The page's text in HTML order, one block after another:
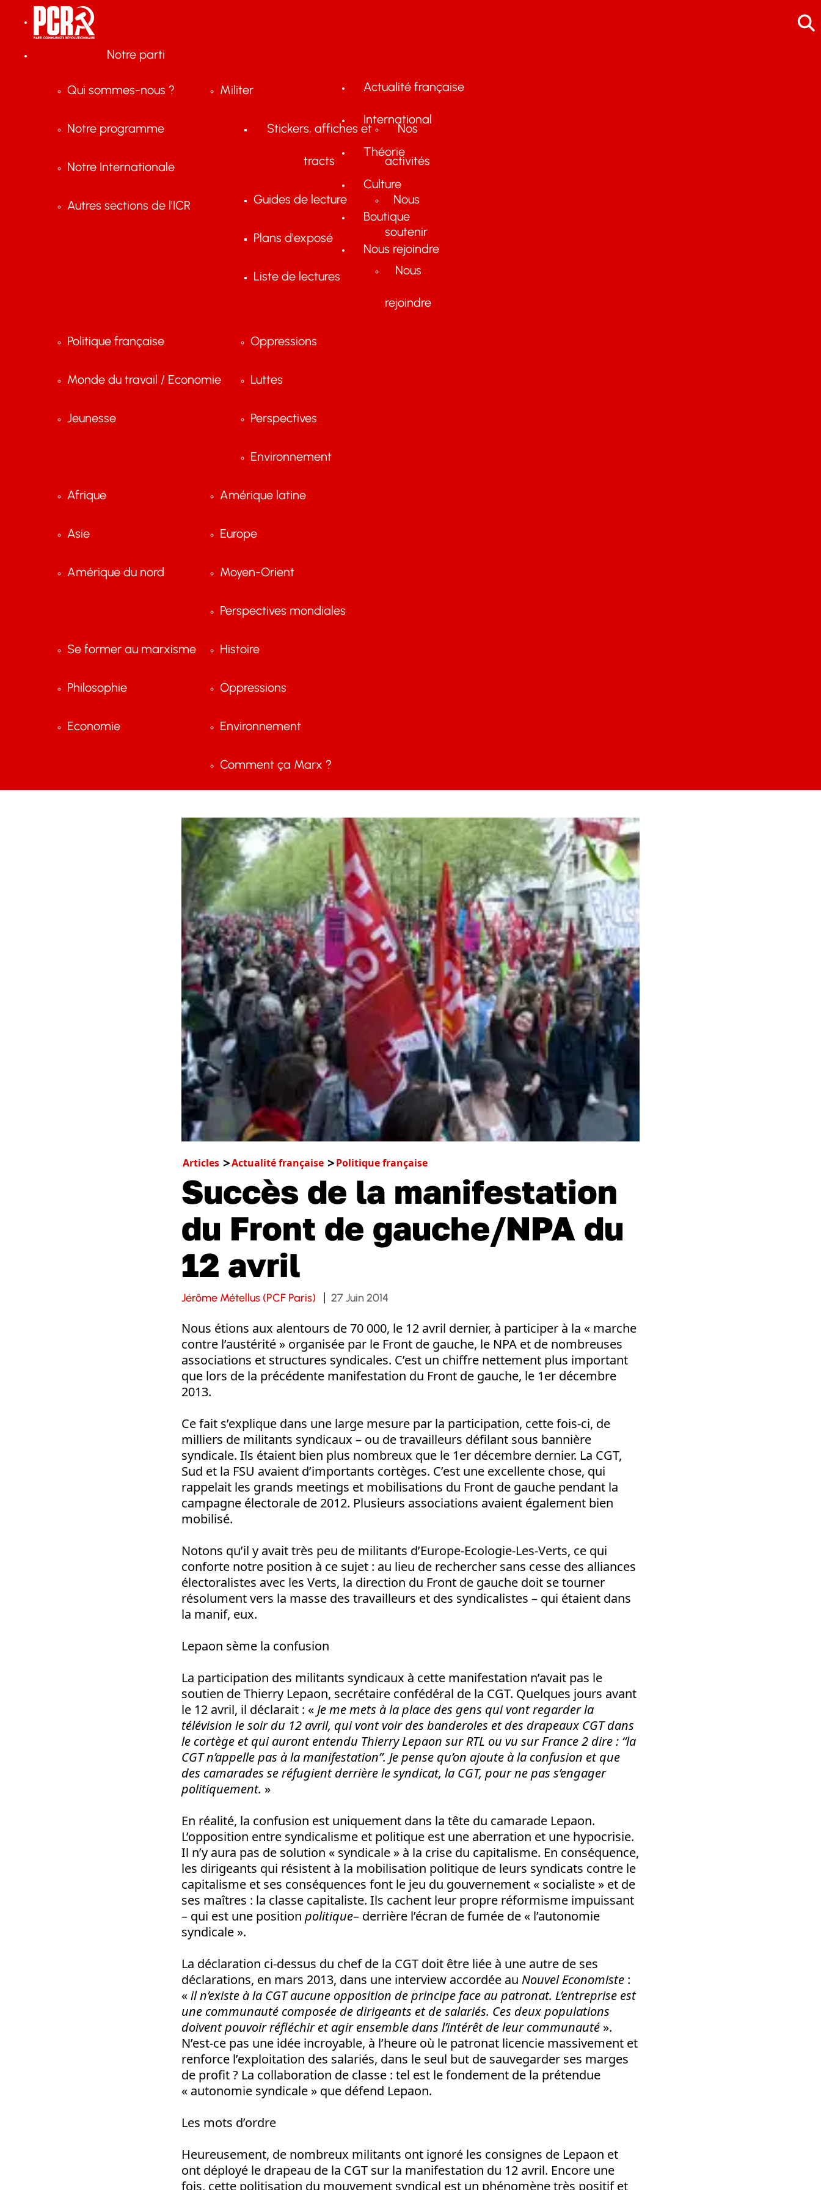
Notre parti
Qui sommes-nous ?
Notre programme
Notre Internationale
Autres sections de l'ICR
Militer
Stickers, affiches et
tracts
Guides de lecture
Plans d'exposé
Liste de lectures
Nos
activités
Nous
soutenir
Nous
rejoindre
Actualité française
Politique française
Monde du travail / Economie
Jeunesse
Oppressions
Luttes
Perspectives
Environnement
International
Afrique
Asie
Amérique du nord
Amérique latine
Europe
Moyen-Orient
Perspectives mondiales
Théorie
Se former au marxisme
Philosophie
Economie
Histoire
Oppressions
Environnement
Comment ça Marx ?
Culture
Boutique
Nous rejoindre
Articles Actualité française Politique française
Succès de la manifestation
du Front de gauche/NPA du
12 avril
Jérôme Métellus (PCF Paris) 27 Juin 2014
Nous étions aux alentours de 70 000, le 12 avril dernier, à participer à la « marche
contre l’austérité » organisée par le Front de gauche, le NPA et de nombreuses
associations et structures syndicales. C’est un chiffre nettement plus important
que lors de la précédente manifestation du Front de gauche, le 1er décembre
2013.
Ce fait s’explique dans une large mesure par la participation, cette fois-ci, de
milliers de militants syndicaux – ou de travailleurs défilant sous bannière
syndicale. Ils étaient bien plus nombreux que le 1er décembre dernier. La CGT,
Sud et la FSU avaient d’importants cortèges. C’est une excellente chose, qui
rappelait les grands meetings et mobilisations du Front de gauche pendant la
campagne électorale de 2012. Plusieurs associations avaient également bien
mobilisé.
Notons qu’il y avait très peu de militants d’Europe-Ecologie-Les-Verts, ce qui
conforte notre position à ce sujet : au lieu de rechercher sans cesse des alliances
électoralistes avec les Verts, la direction du Front de gauche doit se tourner
résolument vers la masse des travailleurs et des syndicalistes – qui étaient dans
la manif, eux.
Lepaon sème la confusion
La participation des militants syndicaux à cette manifestation n’avait pas le
soutien de Thierry Lepaon, secrétaire confédéral de la CGT. Quelques jours avant
le 12 avril, il déclarait : « Je me mets à la place des gens qui vont regarder la
télévision le soir du 12 avril, qui vont voir des banderoles et des drapeaux CGT dans
le cortège et qui auront entendu Thierry Lepaon sur RTL ou vu sur France 2 dire : “la
CGT n’appelle pas à la manifestation”. Je pense qu’on ajoute à la confusion et que
des camarades se réfugient derrière le syndicat, la CGT, pour ne pas s’engager
politiquement. »
En réalité, la confusion est uniquement dans la tête du camarade Lepaon.
L’opposition entre syndicalisme et politique est une aberration et une hypocrisie.
Il n’y aura pas de solution « syndicale » à la crise du capitalisme. En conséquence,
les dirigeants qui résistent à la mobilisation politique de leurs syndicats contre le
capitalisme et ses conséquences font le jeu du gouvernement « socialiste » et de
ses maîtres : la classe capitaliste. Ils cachent leur propre réformisme impuissant
– qui est une position politique– derrière l’écran de fumée de « l’autonomie
syndicale ».
La déclaration ci-dessus du chef de la CGT doit être liée à une autre de ses
déclarations, en mars 2013, dans une interview accordée au Nouvel Economiste :
«il n’existe à la CGT aucune opposition de principe face au patronat. L’entreprise est
une communauté composée de dirigeants et de salariés. Ces deux populations
doivent pouvoir réfléchir et agir ensemble dans l’intérêt de leur communauté ».
N’est-ce pas une idée incroyable, à l’heure où le patronat licencie massivement et
renforce l’exploitation des salariés, dans le seul but de sauvegarder ses marges
de profit ? La collaboration de classe : tel est le fondement de la prétendue
« autonomie syndicale » que défend Lepaon.
Les mots d’ordre
Heureusement, de nombreux militants ont ignoré les consignes de Lepaon et
ont déployé le drapeau de la CGT sur la manifestation du 12 avril. Encore une
fois, cette politisation du mouvement syndical est un phénomène très positif et